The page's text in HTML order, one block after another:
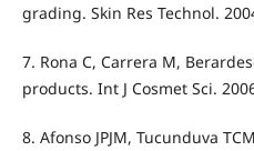
grading. Skin Res Technol.
7. Rona C, Carrera M,
products. Int J Cosmet Sci.
8. Afonso JPJM, Tucunduva